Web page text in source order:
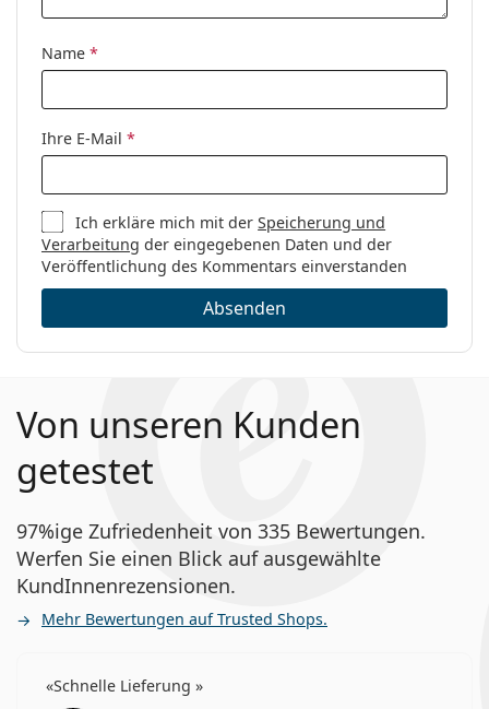
Marke:
Bvlgari
Code:
Name *
Ihre E-Mail *
Ich erkläre mich mit derSpeicherung und
Verarbeitung der eingegebenen Daten und der
Veröffentlichung des Kommentars einverstanden
Absenden
Von unseren Kunden
getestet
97%ige Zufriedenheit von 335 Bewertungen.
Werfen Sie einen Blick auf ausgewählte
KundInnenrezensionen.
Mehr Bewertungen auf Trusted Shops.
Schnelle Lieferung